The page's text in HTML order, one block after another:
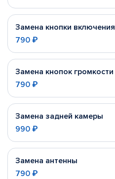
Замена кнопки включения
790 ₽
Замена кнопок громкости
790 ₽
Замена задней камеры
990 ₽
Замена антенны
790 ₽